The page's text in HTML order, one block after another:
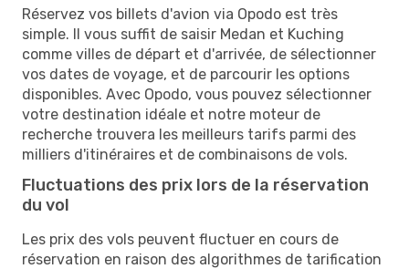
Réservez vos billets d'avion via Opodo est très
simple. Il vous suffit de saisir Medan et Kuching
comme villes de départ et d'arrivée, de sélectionner
vos dates de voyage, et de parcourir les options
disponibles. Avec Opodo, vous pouvez sélectionner
votre destination idéale et notre moteur de
recherche trouvera les meilleurs tarifs parmi des
milliers d'itinéraires et de combinaisons de vols.
Fluctuations des prix lors de la réservation
du vol
Les prix des vols peuvent fluctuer en cours de
réservation en raison des algorithmes de tarification